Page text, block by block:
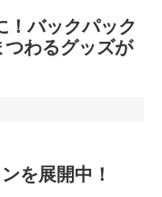
！バックパック
わるグッズが
を展開中！